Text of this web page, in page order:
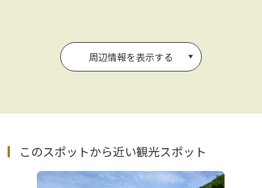
周辺情報を表示する
このスポットから近い観光スポット